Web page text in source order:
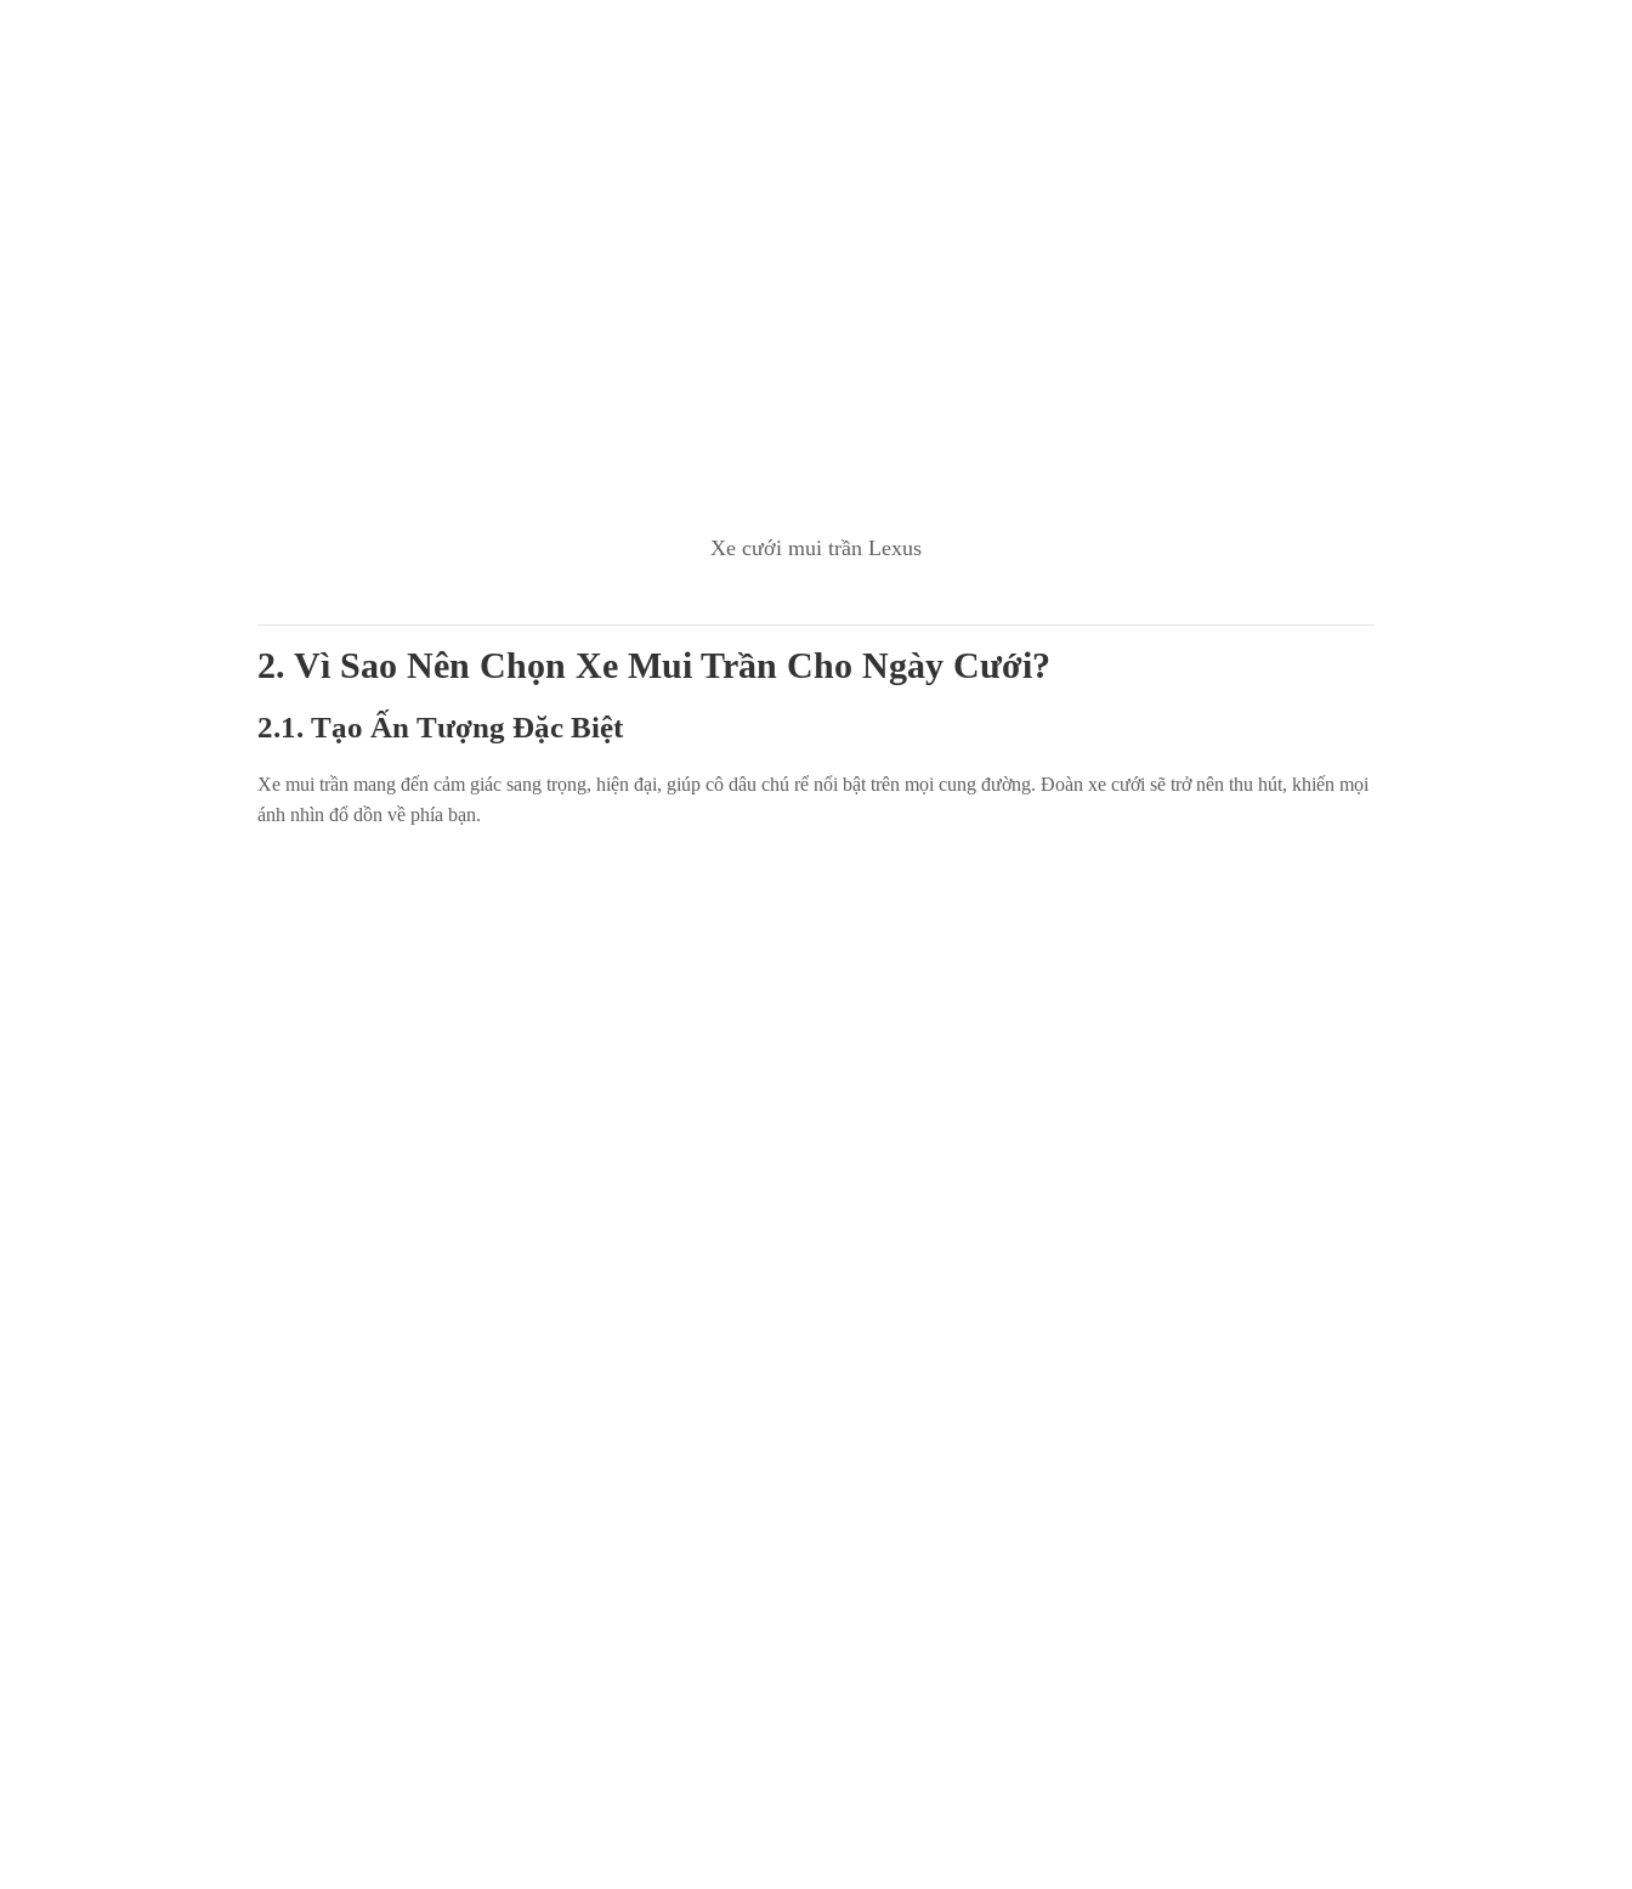
Xe cưới mui trần Lexus
2. Vì Sao Nên Chọn Xe Mui Trần Cho Ngày Cưới?
2.1. Tạo Ấn Tượng Đặc Biệt
Xe mui trần mang đến cảm giác sang trọng, hiện đại, giúp cô dâu chú rể nổi bật trên mọi cung đường. Đoàn xe cưới sẽ trở nên thu hút, khiến mọi
ánh nhìn đổ dồn về phía bạn.